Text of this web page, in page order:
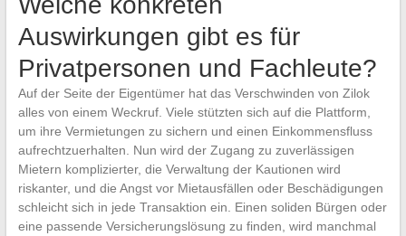
Auswirkungen gibt es für
Privatpersonen und Fachleute?
Auf der Seite der Eigentümer hat das Verschwinden von Zilok
alles von einem Weckruf. Viele stützten sich auf die Plattform,
um ihre Vermietungen zu sichern und einen Einkommensfluss
aufrechtzuerhalten. Nun wird der Zugang zu zuverlässigen
Mietern komplizierter, die Verwaltung der Kautionen wird
riskanter, und die Angst vor Mietausfällen oder Beschädigungen
schleicht sich in jede Transaktion ein. Einen soliden Bürgen oder
eine passende Versicherungslösung zu finden, wird manchmal